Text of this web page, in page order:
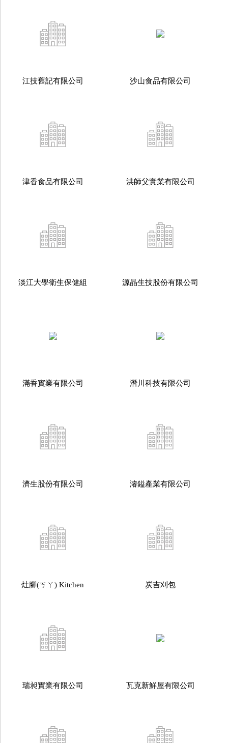
江技舊記有限公司 沙山食品有限公司
津香食品有限公司 洪師父實業有限公司
淡江大學衛生保健組 源晶生技股份有限公司
滿香實業有限公司 潛川科技有限公司
濟生股份有限公司 濬鎰產業有限公司
灶腳(ㄎㄚ) Kitchen 炭吉刈包
瑞昶實業有限公司 瓦克新鮮屋有限公司